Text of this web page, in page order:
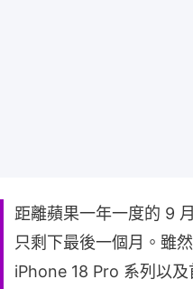
距離蘋果一年一度的 9
只剩下最後一個月。雖
iPhone 18 Pro 系列以